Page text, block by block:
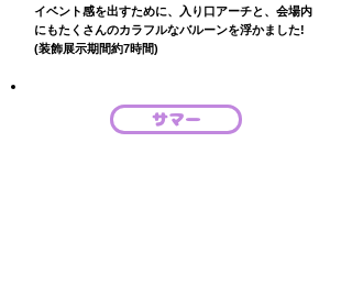
イベント感を出すために、入り口アーチと、会場内
にもたくさんのカラフルなバルーンを浮かました!
(装飾展示期間約7時間)
サマー